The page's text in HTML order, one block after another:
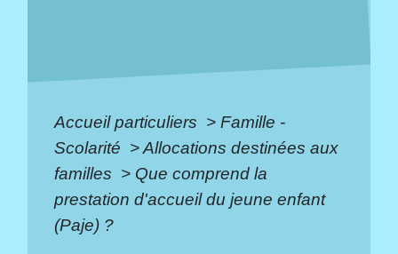
Accueil particuliers > Famille -
Scolarité >Allocations destinées aux
familles > Que comprend la
prestation d'accueil du jeune enfant
(Paje) ?